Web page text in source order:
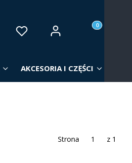
Ulubione Zaloguj się Produkty w
Koszyk
AKCESORIA I CZĘŚCI
Strona z 1